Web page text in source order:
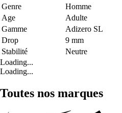
Genre
Homme
Age
Adulte
Gamme
Adizero SL
Drop
9 mm
Stabilité
Neutre
Loading...
Loading...
Toutes nos marques